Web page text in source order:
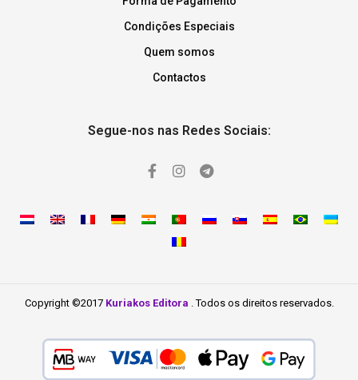
Condições Especiais
Quem somos
Contactos
Segue-nos nas Redes Sociais:
Copyright ©2017 Kuriakos Editora . Todos os direitos reservados.